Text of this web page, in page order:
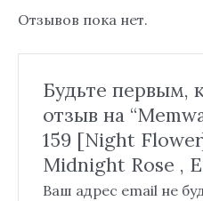
Отзывов пока нет.
Будьте первым,
отзыв на
159 [Night
Midnight Rose ,
Ваш адрес email не